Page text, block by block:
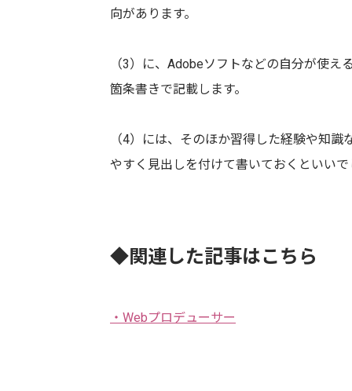
向があります。
（3）に、Adobeソフトなどの自分が使
箇条書きで記載します。
（4）には、そのほか習得した経験や知
やすく見出しを付けて書いておくといいで
◆関連した記事はこちら
・Webプロデューサー